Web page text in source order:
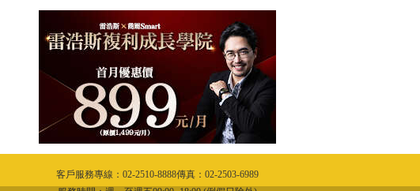
客戶服務專線：02-2510-8888傳真：02-2503-6989